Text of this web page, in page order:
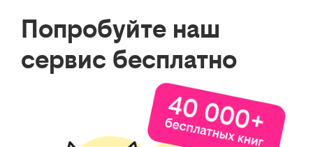
Попробуйте наш
сервис бесплатно